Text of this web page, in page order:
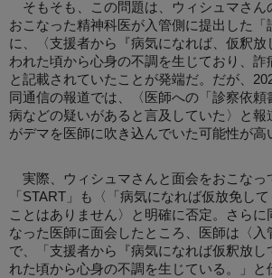
そもそも、この問題は、ウィシュマさん
おこなった精神科医が入管側に提出した「
に、〈支援者から『病気になれば、仮釈放
われた頃から心身の不調を生じており、詐
と記載されていたことが発端だ。だが、
同通信の報道では、〈医師への「診察依頼
病などの疑いがあると言及していた〉と報
がデマを医師に吹き込んでいた可能性が高
実際、ウィシュマさんと面会をおこなっ
「START」も〈「病気になれば仮放免し
ことはありません〉と明確に否定。さらに
なった医師に面会したところ、医師は〈入
で、「支援者から『病気になれば仮釈放し
れた頃から心身の不調を生じている。」と